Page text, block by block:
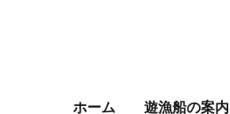
ホーム 遊漁船の案内